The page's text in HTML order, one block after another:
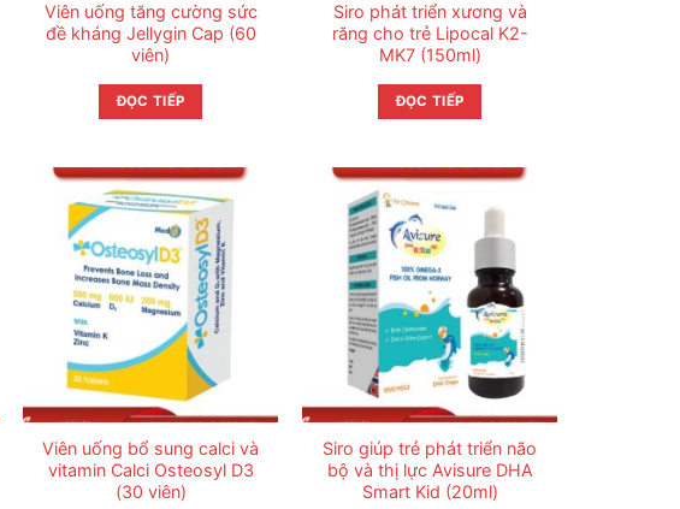
Viên uống tăng cường sức
đề kháng Jellygin Cap (60
viên)
ĐỌC TIẾP
Siro phát triển xương và
răng cho trẻ Lipocal K2-
MK7 (150ml)
ĐỌC TIẾP
Viên uống bổ sung calci và
vitamin Calci Osteosyl D3
(30 viên)
Siro giúp trẻ phát triển não
bộ và thị lực Avisure DHA
Smart Kid (20ml)